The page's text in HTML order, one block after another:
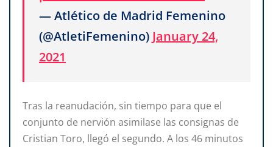
— Atlético de Madrid Femenino
(@AtletiFemenino) January 24,
2021
Tras la reanudación, sin tiempo para que el
conjunto de nervión asimilase las consignas de
Cristian Toro, llegó el segundo. A los 46 minutos